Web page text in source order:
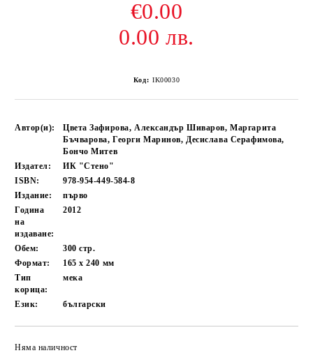
€0.00
0.00 лв.
Код: IK00030
Автор(и):
Цвета Зафирова, Александър Шиваров, Маргарита
Бъчварова, Георги Маринов, Десислава Серафимова,
Бончо Митев
Издател:
ИК "Стено"
ISBN:
978-954-449-584-8
Издание:
първо
Година
на
издаване:
2012
Обем: 300стр.
Формат:
165 x 240 мм
Тип
корица:
мека
Език: български
Няма наличност